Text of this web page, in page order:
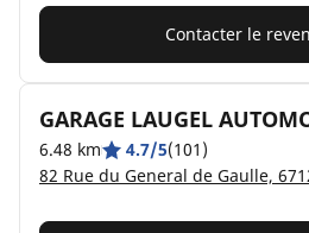
Contacter le
GARAGE LAUGEL
6.48 km 4.7/5(101)
82 Rue du General de Gaulle,